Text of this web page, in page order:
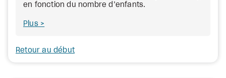
en fonction du nombre d’enfants.
Plus
Retour au début